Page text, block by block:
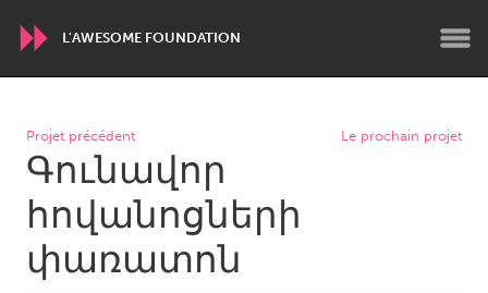
L'AWESOME FOUNDATION
WORLDWIDE
Conservation and Climate
Dragon Dreaming
On the Water
ARMENIA
Projet précédent Le prochain projet
Գունավոր
հովանոցների
փառատոն